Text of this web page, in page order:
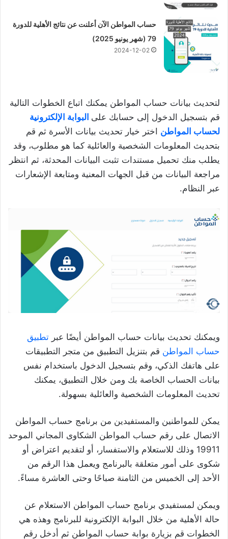
حساب المواطن الآن أعلنت عن نتائج الأهلية للدورة
79 (شهر يونيو 2025)
2024-12-02
لتحديث بيانات حساب المواطن يمكنك اتباع الخطوات التالية
قم بتسجيل الدخول إلى حسابك على البوابة الإلكترونية
لحساب المواطن اختر خيار تحديث بيانات الأسرة ثم قم
بتحديث المعلومات الشخصية والعائلية كما هو مطلوب، وقد
يطلب منك تحميل مستندات تثبت البيانات المحدثة، ثم انتظر
مراجعة البيانات من قبل الجهات المعنية ومتابعة الإشعارات
عبر النظام.
ويمكنك تحديث بيانات حساب المواطن أيضًا عبر تطبيق
حساب المواطن قم بتنزيل التطبيق من متجر التطبيقات
على هاتفك الذكي، وقم بتسجيل الدخول باستخدام نفس
بيانات الحساب الخاصة بك ومن خلال التطبيق، يمكنك
تحديث المعلومات الشخصية والعائلية بسهولة.
يمكن للمواطنين والمستفيدين من برنامج حساب المواطن
الاتصال على رقم حساب المواطن الشكاوى المجاني الموحد
19911 وذلك للاستعلام والاستفسار، أو لتقديم اعتراض أو
شكوى على أمور متعلقة بالبرنامج ويعمل هذا الرقم من
الأحد إلى الخميس من الثامنة صباحًا وحتى العاشرة مساءً.
ويمكن لمستفيدي برنامج حساب المواطن الاستعلام عن
حالة الأهلية من خلال البوابة الإلكترونية للبرنامج وهذه هي
الخطوات قم بزيارة بوابة حساب المواطن ثم أدخل رقم